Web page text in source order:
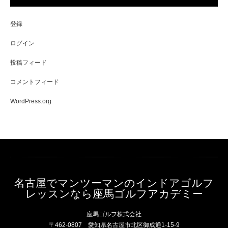
登録
ログイン
投稿フィード
コメントフィード
WordPress.org
名古屋でマンツーマンのインドアゴルフ
レッスンなら座馬ゴルフアカデミー
座馬ゴルフ株式会社
〒462-0807 愛知県名古屋市北区御成通1-15-9